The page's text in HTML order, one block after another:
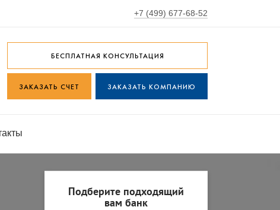
+7 (499) 677-68-52
БЕСПЛАТНАЯ КОНСУЛЬТАЦИЯ
ЗАКАЗАТЬ СЧЕТ ЗАКАЗАТЬ КОМПАНИЮ
Подберите подходящий
вам банк